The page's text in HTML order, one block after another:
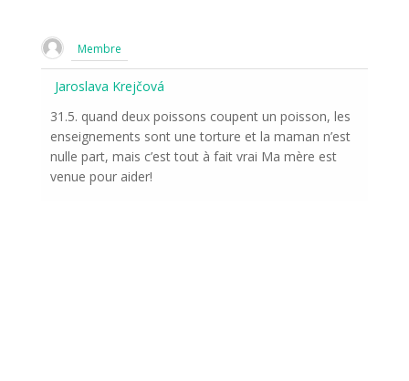
Membre
Jaroslava Krejčová
31.5. quand deux poissons coupent un poisson, les
enseignements sont une torture et la maman n’est
nulle part, mais c’est tout à fait vrai Ma mère est
venue pour aider!